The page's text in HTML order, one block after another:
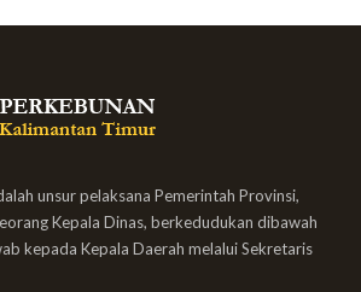
unsur pelaksana Pemerintah Provinsi,
Kepala Dinas, berkedudukan dibawah
kepada Kepala Daerah melalui Sekretaris